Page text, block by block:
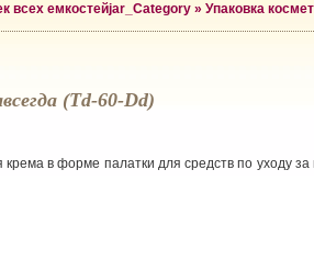
всех емкостейjar_Category » Упаковка
(td-60-Dd)
крема в форме палатки для средств по уходу за